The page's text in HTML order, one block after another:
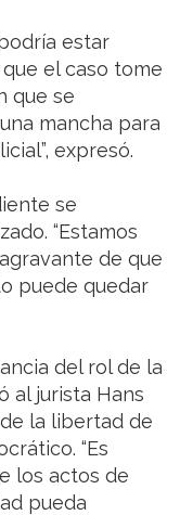
estar
el caso tome
que se
mancha para
expresó.
se
“Estamos
de que
puede quedar
del rol de la
al jurista Hans
la libertad de
“Es
los actos de
pueda